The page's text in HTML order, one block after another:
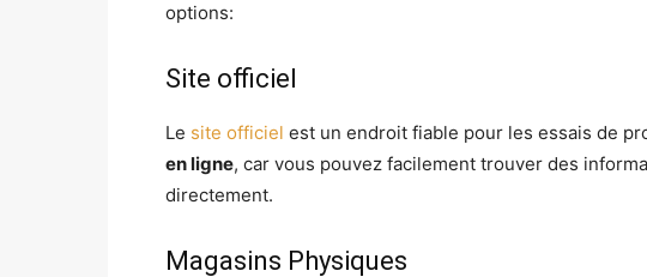
options:
Site officiel
Le site officiel est un endroit fiable pour les essais de
en ligne, car vous pouvez facilement trouver des
directement.
Magasins Physiques